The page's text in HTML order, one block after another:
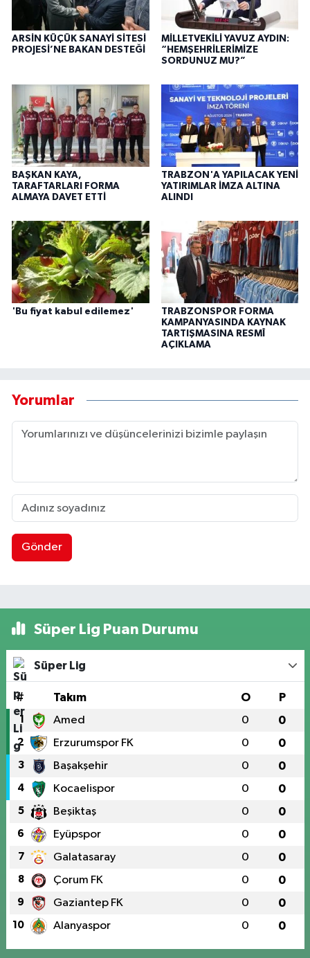
ARSİN KÜÇÜK SANAYİ SİTESİ
PROJESİ’NE BAKAN DESTEĞİ
MİLLETVEKİLİ YAVUZ AYDIN:
“HEMŞEHRİLERİMİZE
SORDUNUZ MU?”
BAŞKAN KAYA,
TARAFTARLARI FORMA
ALMAYA DAVET ETTİ
TRABZON'A YAPILACAK YENİ
YATIRIMLAR İMZA ALTINA
ALINDI
'Bu fiyat kabul edilemez'
TRABZONSPOR FORMA
KAMPANYASINDA KAYNAK
TARTIŞMASINA RESMÎ
AÇIKLAMA
Yorumlar
Gönder
Süper Lig Puan Durumu
Süper Lig
# Takım O P
1 Amed 0 0
2 Erzurumspor FK 0 0
3 Başakşehir 0 0
4 Kocaelispor 0 0
5 Beşiktaş 0 0
6 Eyüpspor 0 0
7 Galatasaray 0 0
8 Çorum FK 0 0
9 Gaziantep FK 0 0
10 Alanyaspor 0 0